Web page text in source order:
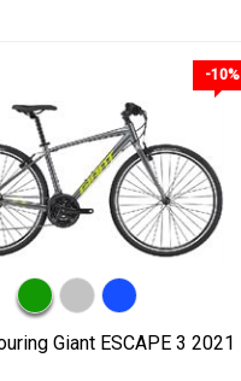
-10%
Giant ESCAPE 3 2021